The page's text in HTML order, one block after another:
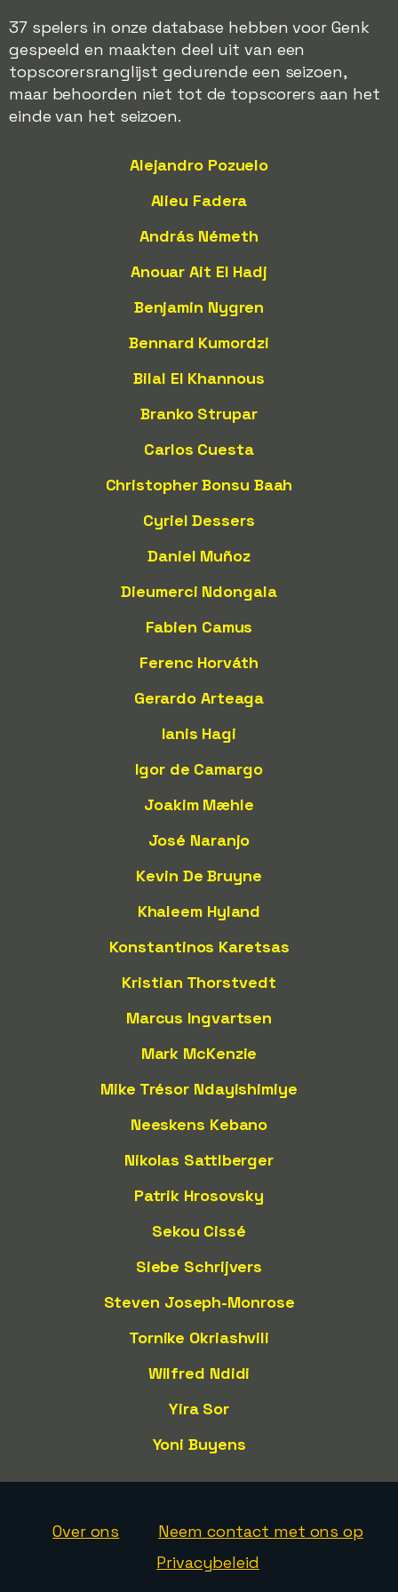
37 spelers in onze database hebben voor Genk
gespeeld en maakten deel uit van een
topscorersranglijst gedurende een seizoen,
maar behoorden niet tot de topscorers aan het
einde van het seizoen.
Alejandro Pozuelo
Alieu Fadera
András Németh
Anouar Ait El Hadj
Benjamin Nygren
Bennard Kumordzi
Bilal El Khannous
Branko Strupar
Carlos Cuesta
Christopher Bonsu Baah
Cyriel Dessers
Daniel Muñoz
Dieumerci Ndongala
Fabien Camus
Ferenc Horváth
Gerardo Arteaga
Ianis Hagi
Igor de Camargo
Joakim Mæhle
José Naranjo
Kevin De Bruyne
Khaleem Hyland
Konstantinos Karetsas
Kristian Thorstvedt
Marcus Ingvartsen
Mark McKenzie
Mike Trésor Ndayishimiye
Neeskens Kebano
Nikolas Sattlberger
Patrik Hrosovsky
Sekou Cissé
Siebe Schrijvers
Steven Joseph-Monrose
Tornike Okriashvili
Wilfred Ndidi
Yira Sor
Yoni Buyens
Over ons
Neem contact met ons op
Privacybeleid